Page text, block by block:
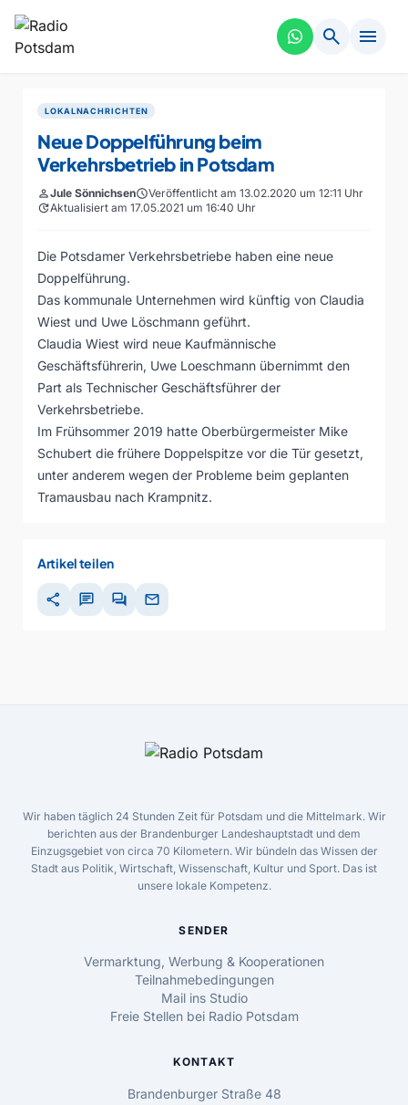
search menu
LOKALNACHRICHTEN
Neue Doppelführung beim
Verkehrsbetrieb in Potsdam
personJule SönnichsenscheduleVeröffentlicht am 13.02.2020 um 12:11 Uhr
updateAktualisiert am 17.05.2021 um 16:40 Uhr
Die Potsdamer Verkehrsbetriebe haben eine neue
Doppelführung.
Das kommunale Unternehmen wird künftig von Claudia
Wiest und Uwe Löschmann geführt.
Claudia Wiest wird neue Kaufmännische
Geschäftsführerin, Uwe Loeschmann übernimmt den
Part als Technischer Geschäftsführer der
Verkehrsbetriebe.
Im Frühsommer 2019 hatte Oberbürgermeister Mike
Schubert die frühere Doppelspitze vor die Tür gesetzt,
unter anderem wegen der Probleme beim geplanten
Tramausbau nach Krampnitz.
Artikel teilen
share chat forum mail
Wir haben täglich 24 Stunden Zeit für Potsdam und die Mittelmark. Wir
berichten aus der Brandenburger Landeshauptstadt und dem
Einzugsgebiet von circa 70 Kilometern. Wir bündeln das Wissen der
Stadt aus Politik, Wirtschaft, Wissenschaft, Kultur und Sport. Das ist
unsere lokale Kompetenz.
SENDER
Vermarktung, Werbung & Kooperationen
Teilnahmebedingungen
Mail ins Studio
Freie Stellen bei Radio Potsdam
KONTAKT
Brandenburger Straße 48